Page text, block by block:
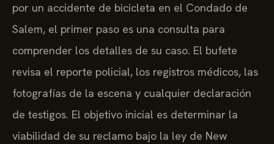
por un accidente de bicicleta en el Condado de
Salem, el primer paso es una consulta para
comprender los detalles de su caso. El bufete
revisa el reporte policial, los registros médicos, las
fotografías de la escena y cualquier declaración
de testigos. El objetivo inicial es determinar la
viabilidad de su reclamo bajo la ley de New